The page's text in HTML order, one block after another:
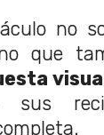
no
que
sus